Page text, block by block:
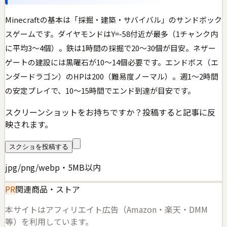
Minecraftの基本は「採掘・建築・サバイバル」のサンドボック
スゲームです。ダイヤモンドはY=-58付近が最多（1チャンク内
に平均3〜4個）。鉄は1時間の採掘で20〜30個が目安。ネザー
ゲートの建設には黒曜石が10〜14個必要です。エンドボス（エ
ンダードラゴン）のHPは200（難易度ノーマル）。週1〜2時間
の安定プレイで、10〜15時間でエンド到達が目安です。
スクリーンショットをお持ちですか？投稿すると記事に反
映されます。
スクショを投稿する
jpg/png/webp・5MB以内
PR関連商品・ストア
本サイトはアフィリエイト広告（Amazon・楽天・DMM
等）を利用しています。